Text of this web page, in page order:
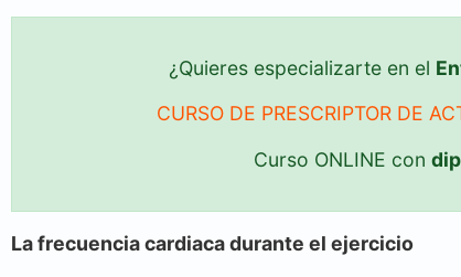
¿Quieres especializarte en el
CURSO DE PRESCRIPTOR DE
Curso ONLINE con
La frecuencia cardiaca durante el ejercicio